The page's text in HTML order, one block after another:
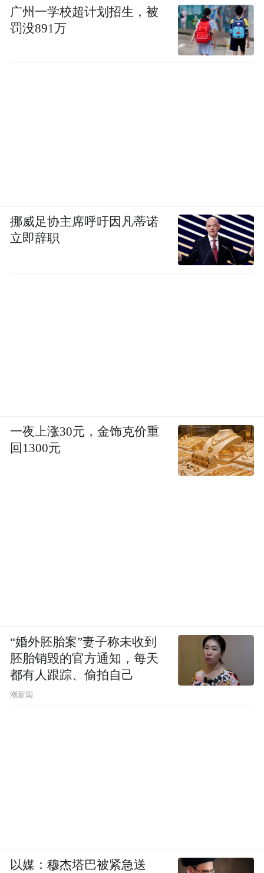
广州一学校超计划招生，被
罚没891万
挪威足协主席呼吁因凡蒂诺
立即辞职
一夜上涨30元，金饰克价重
回1300元
“婚外胚胎案”妻子称未收到
胚胎销毁的官方通知，每天
都有人跟踪、偷拍自己
潮新闻
以媒：穆杰塔巴被紧急送